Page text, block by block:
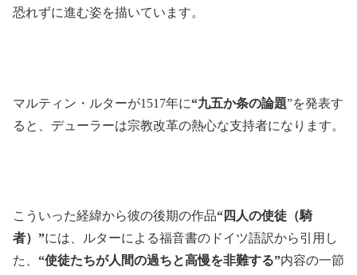
恐れずに進む姿を描いています。
マルティン・ルターが1517年に“九五か条の論題”を発表す
ると、デューラーは宗教改革の熱心な支持者になります。
こういった経緯から彼の後期の作品“四人の使徒（騎
者）”には、ルターによる福音書のドイツ語訳から引用し
た、 “使徒たちが人間の過ちと高慢を非難する”内容の一節